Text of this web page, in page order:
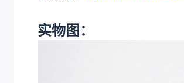
实物图：